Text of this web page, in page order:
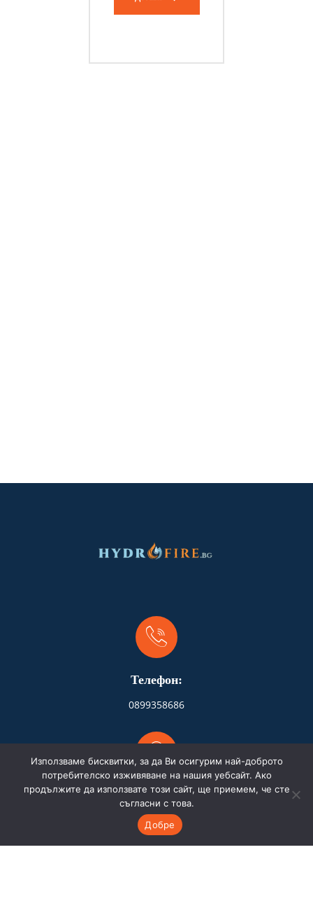
Телефон:
0899358686
Адрес:
Бургас
Използваме бисквитки, за да Ви осигурим най-доброто
потребителско изживяване на нашия уебсайт. Ако
продължите да използвате този сайт, ще приемем, че сте
съгласни с това.
Добре